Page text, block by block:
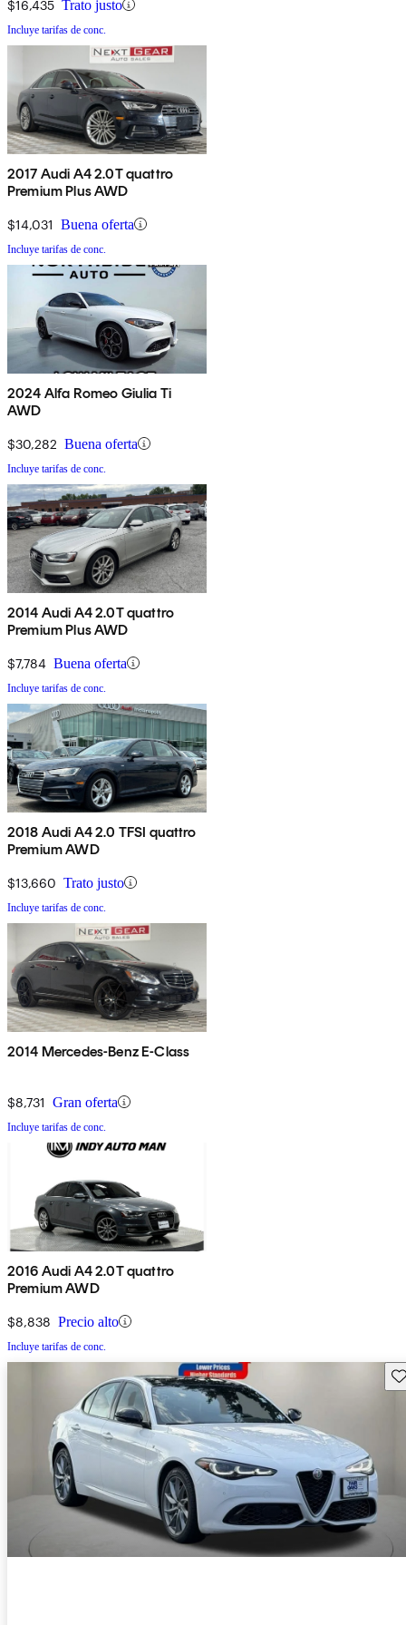
$16,435 Trato justo
Incluye tarifas de conc.
2017 Audi A4 2.0T quattro
Premium Plus AWD
$14,031 Buena oferta
Incluye tarifas de conc.
2024 Alfa Romeo Giulia Ti
AWD
$30,282 Buena oferta
Incluye tarifas de conc.
2014 Audi A4 2.0T quattro
Premium Plus AWD
$7,784 Buena oferta
Incluye tarifas de conc.
2018 Audi A4 2.0 TFSI quattro
Premium AWD
$13,660 Trato justo
Incluye tarifas de conc.
2014 Mercedes-Benz E-Class
$8,731 Gran oferta
Incluye tarifas de conc.
2016 Audi A4 2.0T quattro
Premium AWD
$8,838 Precio alto
Incluye tarifas de conc.